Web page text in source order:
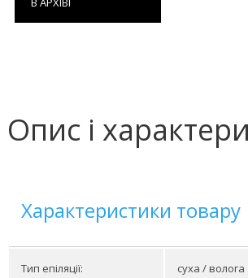
Опис і
Характеристики товару
Тип епіляції: суха / волога